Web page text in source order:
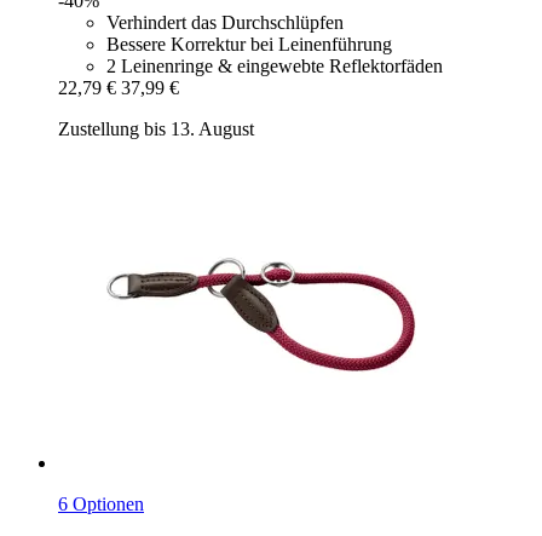
Verhindert das Durchschlüpfen
Bessere Korrektur bei Leinenführung
2 Leinenringe & eingewebte Reflektorfäden
22,79 € 37,99 €
Zustellung bis 13. August
6 Optionen